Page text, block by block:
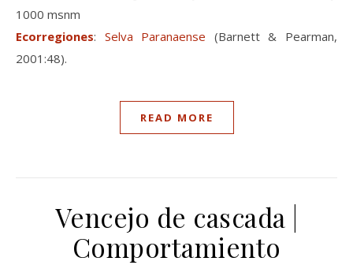
1000 msnm
Ecorregiones: Selva Paranaense (Barnett & Pearman,
2001:48).
READ MORE
Vencejo de cascada |
Comportamiento